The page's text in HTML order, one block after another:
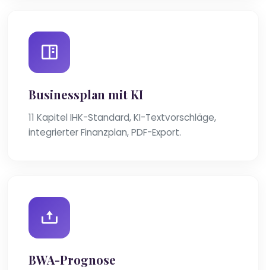
Businessplan mit KI
11 Kapitel IHK-Standard, KI-Textvorschläge,
integrierter Finanzplan, PDF-Export.
BWA-Prognose